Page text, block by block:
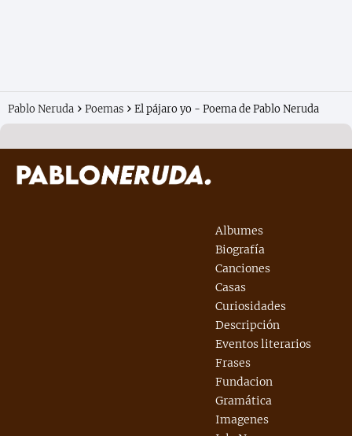
Pablo Neruda Poemas El pájaro yo - Poema de Pablo Neruda
Albumes
Biografía
Canciones
Casas
Curiosidades
Descripción
Eventos literarios
Frases
Fundacion
Gramática
Imagenes